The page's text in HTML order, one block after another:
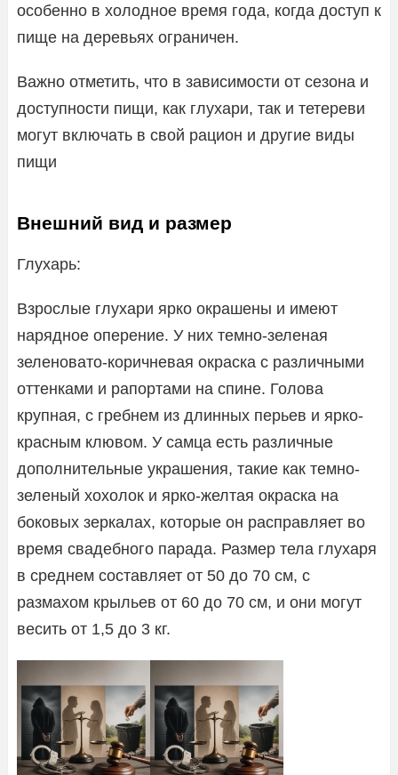
особенно в холодное время года, когда доступ к
пище на деревьях ограничен.
Важно отметить, что в зависимости от сезона и
доступности пищи, как глухари, так и тетереви
могут включать в свой рацион и другие виды
пищи
Внешний вид и размер
Глухарь:
Взрослые глухари ярко окрашены и имеют
нарядное оперение. У них темно-зеленая
зеленовато-коричневая окраска с различными
оттенками и рапортами на спине. Голова
крупная, с гребнем из длинных перьев и ярко-
красным клювом. У самца есть различные
дополнительные украшения, такие как темно-
зеленый хохолок и ярко-желтая окраска на
боковых зеркалах, которые он расправляет во
время свадебного парада. Размер тела глухаря
в среднем составляет от 50 до 70 см, с
размахом крыльев от 60 до 70 см, и они могут
весить от 1,5 до 3 кг.